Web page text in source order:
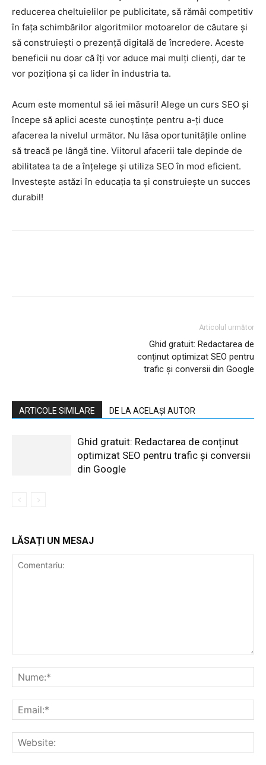
reducerea cheltuielilor pe publicitate, să rămâi competitiv
în fața schimbărilor algoritmilor motoarelor de căutare și
să construiești o prezență digitală de încredere. Aceste
beneficii nu doar că îți vor aduce mai mulți clienți, dar te
vor poziționa și ca lider în industria ta.
Acum este momentul să iei măsuri! Alege un curs SEO și
începe să aplici aceste cunoștințe pentru a-ți duce
afacerea la nivelul următor. Nu lăsa oportunitățile online
să treacă pe lângă tine. Viitorul afacerii tale depinde de
abilitatea ta de a înțelege și utiliza SEO în mod eficient.
Investește astăzi în educația ta și construiește un succes
durabil!
Articolul următor
Ghid gratuit: Redactarea de
conținut optimizat SEO pentru
trafic și conversii din Google
ARTICOLE SIMILARE DE LA ACELAȘI AUTOR
Ghid gratuit: Redactarea de conținut
optimizat SEO pentru trafic și conversii
din Google
LĂSAȚI UN MESAJ